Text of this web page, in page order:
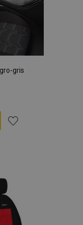
gris
Lista
de
Deseos